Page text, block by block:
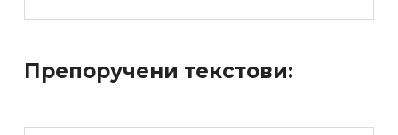
Препоручени текстови: